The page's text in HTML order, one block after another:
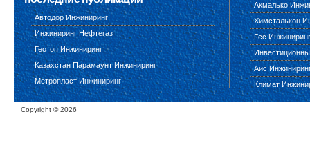
Автодор Инжиниринг
Инжиниринг Нефтегаз
Геотоп Инжиниринг
Казахстан Парамаунт Инжиниринг
Метропласт Инжиниринг
Акмалько
Химсталькон
Гсс Инжиниринг
Аис
Климат
Copyright ©2026